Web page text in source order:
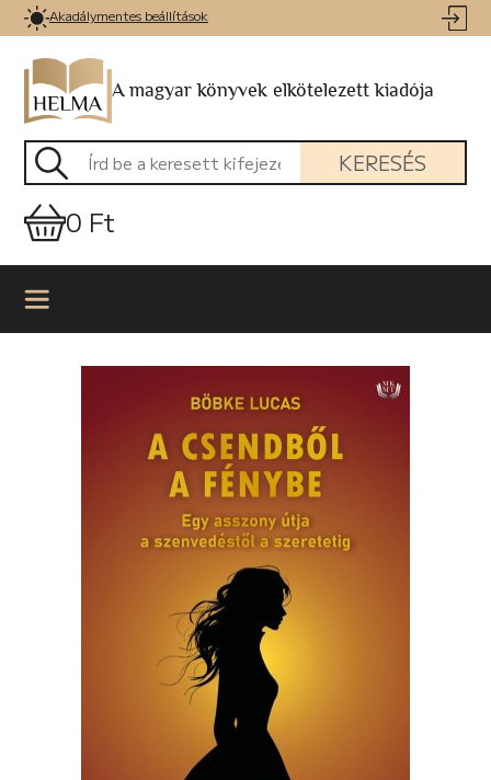
Akadálymentes beállítások
A magyar könyvek elkötelezett kiadója
KERESÉS
0 Ft